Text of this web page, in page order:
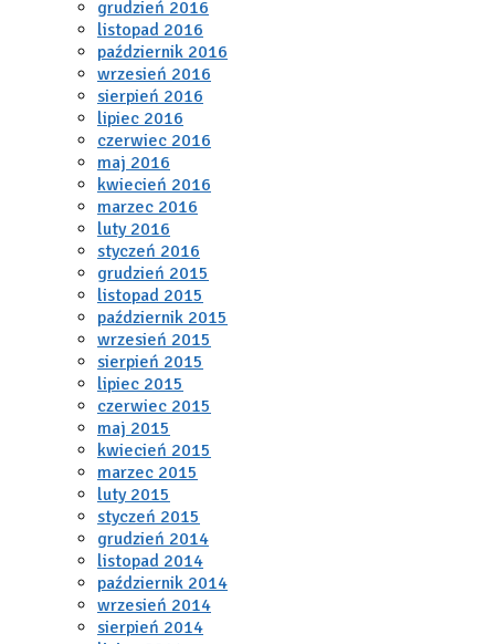
grudzień 2016
listopad 2016
październik 2016
wrzesień 2016
sierpień 2016
lipiec 2016
czerwiec 2016
maj 2016
kwiecień 2016
marzec 2016
luty 2016
styczeń 2016
grudzień 2015
listopad 2015
październik 2015
wrzesień 2015
sierpień 2015
lipiec 2015
czerwiec 2015
maj 2015
kwiecień 2015
marzec 2015
luty 2015
styczeń 2015
grudzień 2014
listopad 2014
październik 2014
wrzesień 2014
sierpień 2014